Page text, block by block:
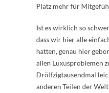
Platz mehr für
Ist es wirklich so
dass wir hier alle
hatten, genau hier
allen Luxusproblemen
Drölfzigtausendmal
anderen Teilen der